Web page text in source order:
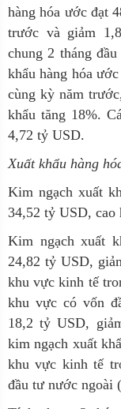
hàng hóa ướcđạt
trước và giảm
chung 2 tháng
khẩu hàng hóa
cùng kỳ năm
khẩu tăng 18%.
4,72 tỷ USD.
Xuất khẩu hàng
Kim ngạch xuất
34,52 tỷ USD,
Kim ngạch xuất
24,82 tỷ USD,
khu vực kinh tế
khu vực có vốn
18,2 tỷ USD,
kim ngạch xuất
khu vực kinh tế
đầu tư nước ngoài